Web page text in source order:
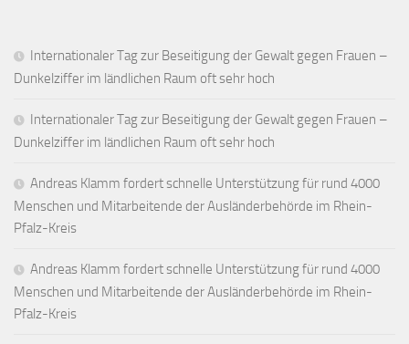
Internationaler Tag zur Beseitigung der Gewalt gegen Frauen –
Dunkelziffer im ländlichen Raum oft sehr hoch
Internationaler Tag zur Beseitigung der Gewalt gegen Frauen –
Dunkelziffer im ländlichen Raum oft sehr hoch
Andreas Klamm fordert schnelle Unterstützung für rund 4000
Menschen und Mitarbeitende der Ausländerbehörde im Rhein-
Pfalz-Kreis
Andreas Klamm fordert schnelle Unterstützung für rund 4000
Menschen und Mitarbeitende der Ausländerbehörde im Rhein-
Pfalz-Kreis